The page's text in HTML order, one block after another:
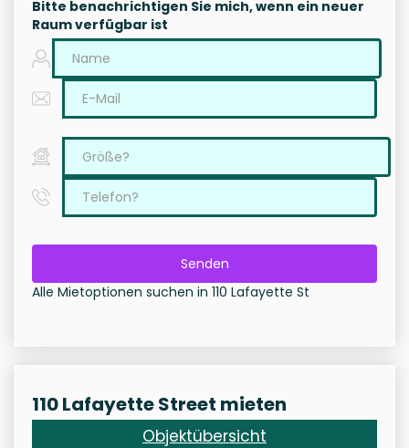
Bitte benachrichtigen Sie mich, wenn ein neuer
Raum verfügbar ist
Senden
Alle Mietoptionen suchen in 110 Lafayette St
110 Lafayette Street mieten
Objektübersicht